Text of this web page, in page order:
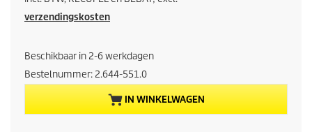
i
d
i
g
verzendingskosten
Beschikbaar in 2-6 werkdagen
Bestelnummer: 2.644-551.0
IN WINKELWAGEN